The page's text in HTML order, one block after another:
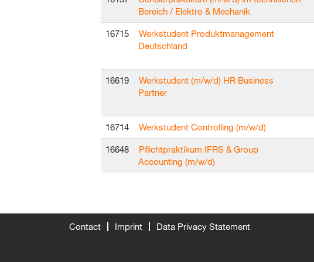
Bereich / Elektro & Mechanik
16715
Werkstudent Produktmanagement
Deutschland
16619
Werkstudent (m/w/d) HR Business
Partner
16714 Werkstudent Controlling (m/w/d)
16648
Pflichtpraktikum IFRS & Group
Accounting (m/w/d)
Contact Imprint Data Privacy Statement